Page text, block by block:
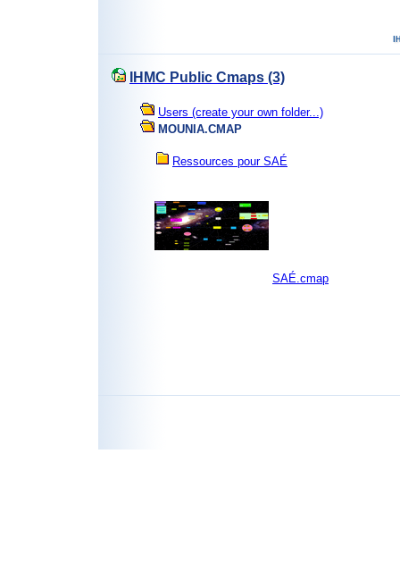
IHMC Public Cmaps (3)
Users (create your own folder...)
MOUNIA.CMAP
Ressources pour SAÉ
SAÉ.cmap